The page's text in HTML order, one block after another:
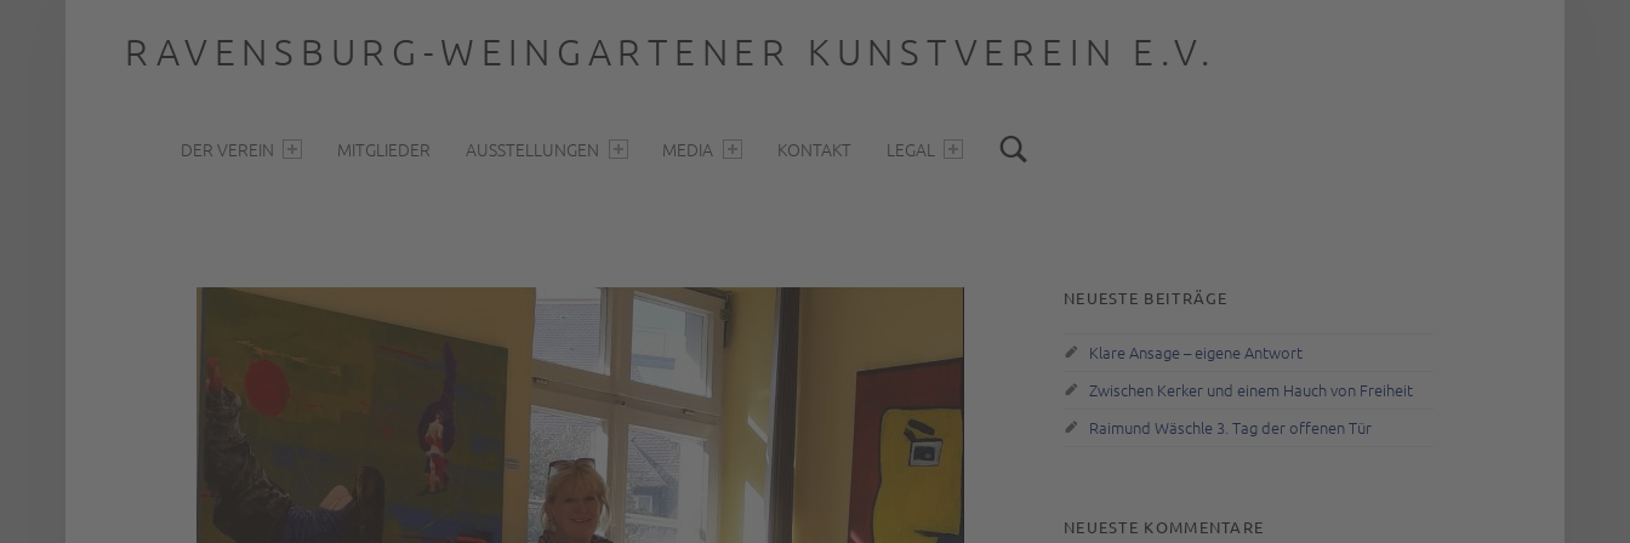
RAVENSBURG-WEINGARTENER KUNSTVEREIN E.V.
DER VEREIN MITGLIEDER AUSSTELLUNGEN MEDIA KONTAKT LEGAL
SIDEBAR
NEUESTE BEITRÄGE
Klare Ansage – eigene Antwort
Zwischen Kerker und einem Hauch von Freiheit
Raimund Wäschle 3. Tag der offenen Tür
NEUESTE KOMMENTARE